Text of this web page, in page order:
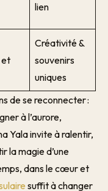
lien
et
Créativité &
souvenirs
uniques
de se reconnecter :
à l’aurore,
Yala invite à ralentir,
la magie d’une
dans le cœur et
suffit à changer